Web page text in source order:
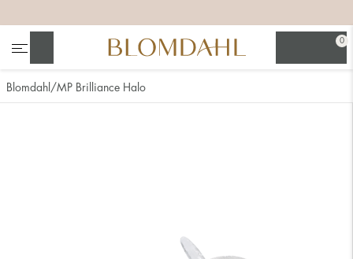
0
Blomdahl MP Brilliance Halo